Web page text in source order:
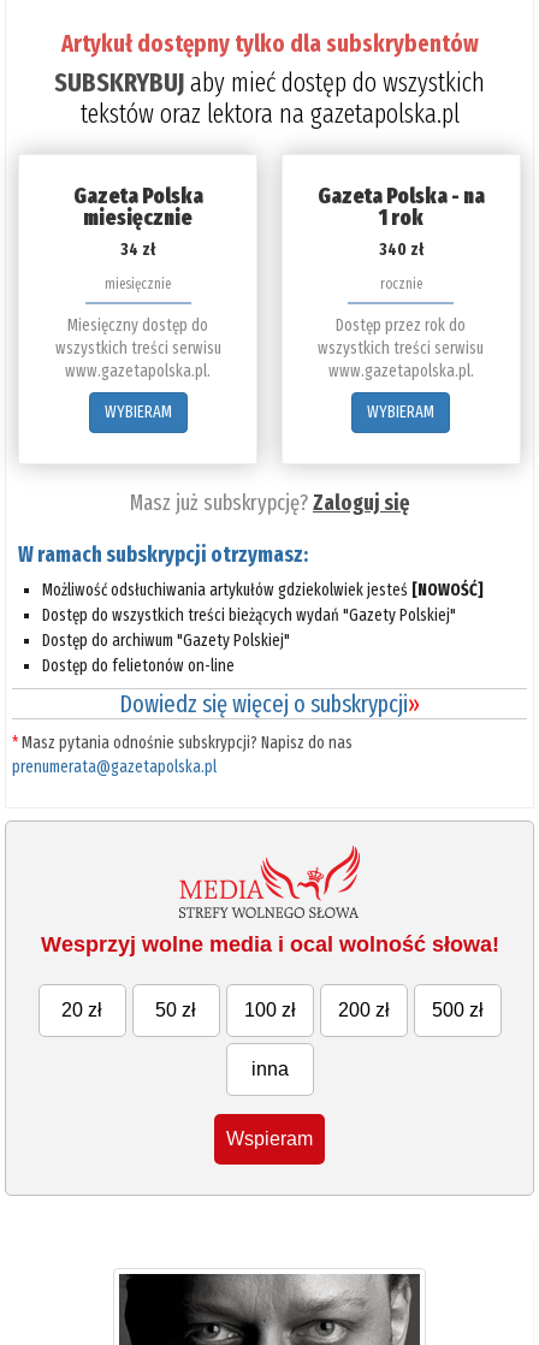
Artykuł dostępny tylko dla subskrybentów
SUBSKRYBUJaby mieć dostęp do wszystkich
tekstów oraz lektora na gazetapolska.pl
Gazeta Polska
miesięcznie
34 zł
miesięcznie
Miesięczny dostęp do
wszystkich treści serwisu
www.gazetapolska.pl.
WYBIERAM
Gazeta Polska - na
1 rok
340 zł
rocznie
Dostęp przez rok do
wszystkich treści serwisu
www.gazetapolska.pl.
WYBIERAM
Masz już subskrypcję?Zaloguj się
W ramach subskrypcji otrzymasz:
Możliwość odsłuchiwania artykułów gdziekolwiek jesteś [NOWOŚĆ]
Dostęp do wszystkich treści bieżących wydań "Gazety Polskiej"
Dostęp do archiwum "Gazety Polskiej"
Dostęp do felietonów on-line
Dowiedz się więcej o subskrypcji»
*Masz pytania odnośnie subskrypcji? Napisz do nas
prenumerata@gazetapolska.pl
Wesprzyj wolne media i ocal wolność słowa!
20 zł 50 zł 100 zł 200 zł 500 zł
inna
Wspieram